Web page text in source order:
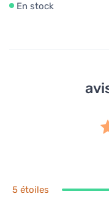
En stock
5 étoiles